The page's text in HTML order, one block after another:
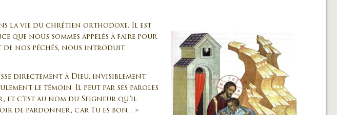
la vie du chrétien orthodoxe. Il est
que nous sommes appelés à faire pour
de nos péchés, nous introduit
directement à Dieu, invisiblement
le témoin. Il peut par ses paroles
c’est au nom du Seigneur qu’il
de pardonner, car Tu es bon… »